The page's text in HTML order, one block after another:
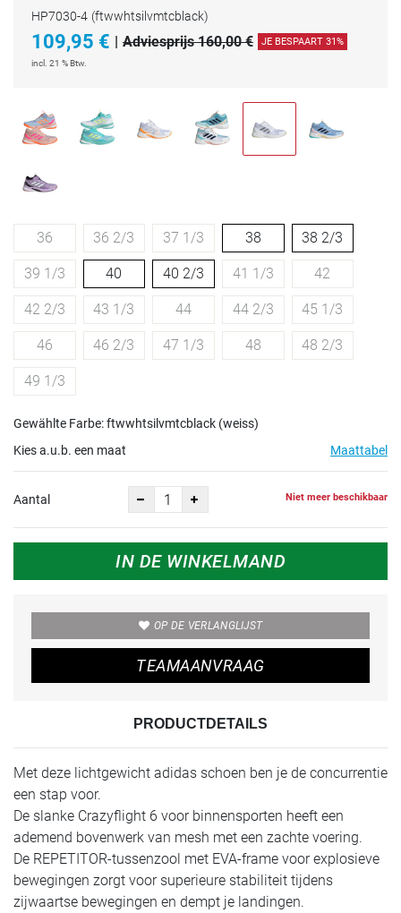
HP7030-4 (ftwwhtsilvmtcblack)
109,95 € | Adviesprijs 160,00 € JE BESPAART 31%
incl. 21 % Btw.
36 36 2/3 37 1/3 38 38 2/3
39 1/3 40 40 2/3 41 1/3 42
42 2/3 43 1/3 44 44 2/3 45 1/3
46 46 2/3 47 1/3 48 48 2/3
49 1/3
Gewählte Farbe: ftwwhtsilvmtcblack (weiss)
Kies a.u.b. een maat
Maattabel
Aantal Niet meer beschikbaar
IN DE WINKELMAND
OP DE VERLANGLIJST
TEAMAANVRAAG
PRODUCTDETAILS
Met deze lichtgewicht adidas schoen ben je de concurrentie
een stap voor.
De slanke Crazyflight 6 voor binnensporten heeft een
ademend bovenwerk van mesh met een zachte voering.
De REPETITOR-tussenzool met EVA-frame voor explosieve
bewegingen zorgt voor superieure stabiliteit tijdens
zijwaartse bewegingen en dempt je landingen.